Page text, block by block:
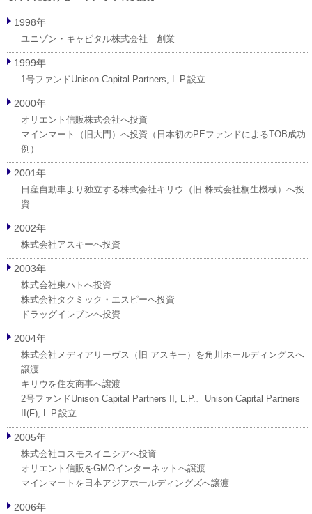
1998年
ユニゾン・キャピタル株式会社 創業
1999年
1号ファンドUnison Capital Partners, L.P.設立
2000年
オリエント信販株式会社へ投資
マインマート（旧大門）へ投資（日本初のPEファンドによるTOB成功
例）
2001年
日産自動車より独立する株式会社キリウ（旧 株式会社桐生機械）へ投
資
2002年
株式会社アスキーへ投資
2003年
株式会社東ハトへ投資
株式会社タクミック・エスピーへ投資
ドラッグイレブンへ投資
2004年
株式会社メディアリーヴス（旧 アスキー）を角川ホールディングスへ
譲渡
キリウを住友商事へ譲渡
2号ファンドUnison Capital Partners II, L.P.、Unison Capital Partners
II(F), L.P.設立
2005年
株式会社コスモスイニシアへ投資
オリエント信販をGMOインターネットへ譲渡
マインマートを日本アジアホールディングズへ譲渡
2006年